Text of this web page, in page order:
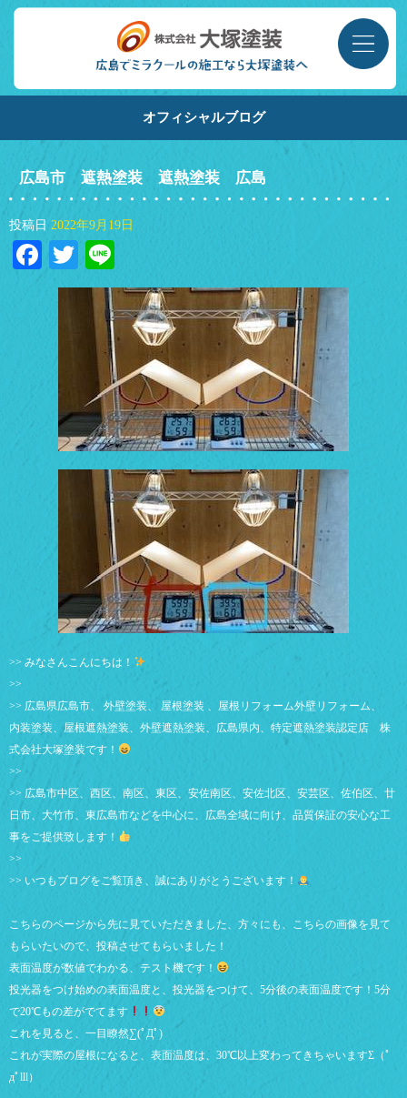
オフィシャルブログ
広島市 遮熱塗装 遮熱塗装 広島
投稿日 2022年9月19日
Facebook
Twitter
>> みなさんこんにちは！
>>
>> 広島県広島市、 外壁塗装、 屋根塗装 、屋根リフォーム外壁リフォーム、
内装塗装、屋根遮熱塗装、外壁遮熱塗装、広島県内、特定遮熱塗装認定店 株
式会社大塚塗装です！
>>
>> 広島市中区、西区、南区、東区、安佐南区、安佐北区、安芸区、佐伯区、廿
日市、大竹市、東広島市などを中心に、広島全域に向け、品質保証の安心な工
事をご提供致します！
>>
>> いつもブログをご覧頂き、誠にありがとうございます！
こちらのページから先に見ていただきました、方々にも、こちらの画像を見て
もらいたいので、投稿させてもらいました！
表面温度が数値でわかる、テスト機です！
投光器をつけ始めの表面温度と、投光器をつけて、5分後の表面温度です！5分
で20℃もの差がでてます
これを見ると、一目瞭然∑(ﾟДﾟ)
これが実際の屋根になると、表面温度は、30℃以上変わってきちゃいますΣ（ﾟ
дﾟlll）